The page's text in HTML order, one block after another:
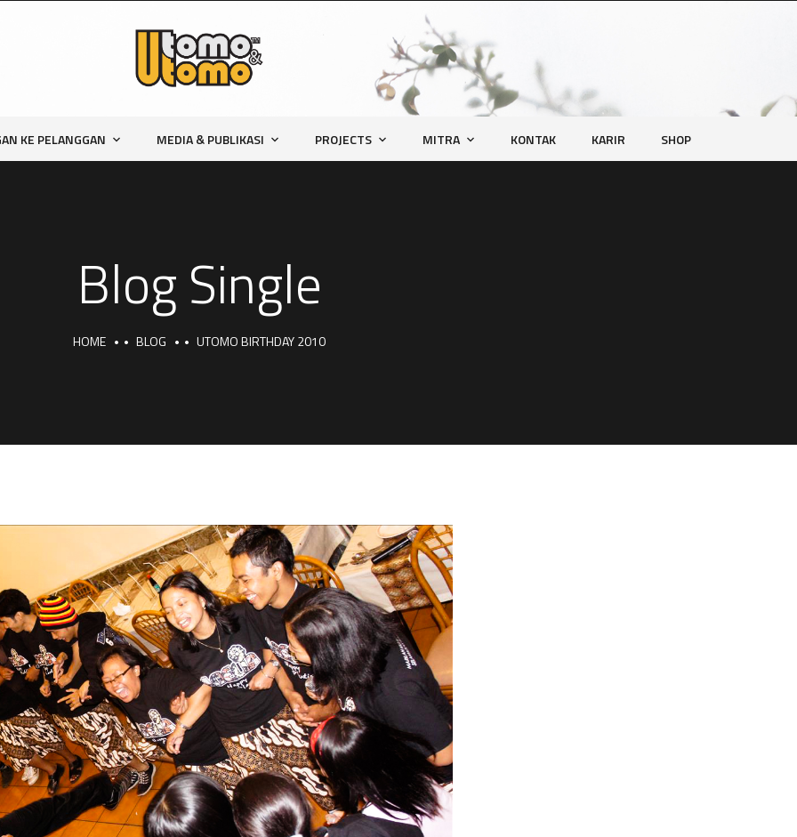
KE PELANGGAN MEDIA & PUBLIKASI PROJECTS MITRA KONTAK KARIR SHOP
Blog Single
HOME BLOG UTOMO BIRTHDAY 2010